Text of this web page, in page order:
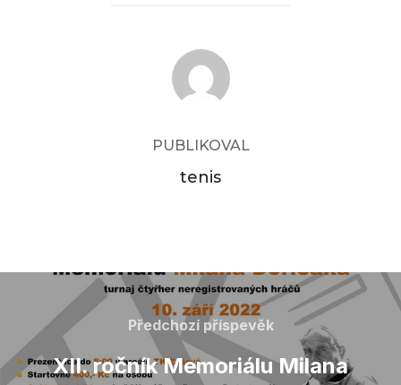
POST AUTHOR
PUBLIKOVAL
tenis
Navigace
pro
Předchozí
příspevěk
Předchozí příspevěk
XII. ročník Memoriálu Milana